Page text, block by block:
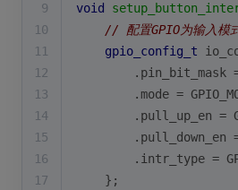
9
void
10
// 配置GPIO为输入模
11
gpio_config_t
12
.pin_bit_mask
13
.mode =
14
.pull_up_en =
15
.pull_down_en
16
.intr_type =
17
    };